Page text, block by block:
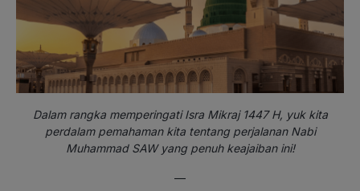
Dalam rangka memperingati Isra Mikraj 1447 H, yuk kita
perdalam pemahaman kita tentang perjalanan Nabi
Muhammad SAW yang penuh keajaiban ini!
—